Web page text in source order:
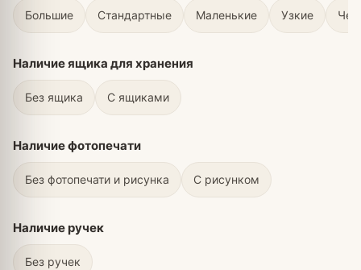
Большие Стандартные Маленькие Узкие
Наличие ящика для хранения
Без ящика С ящиками
Наличие фотопечати
Без фотопечати и рисунка С рисунком
Наличие ручек
Без ручек